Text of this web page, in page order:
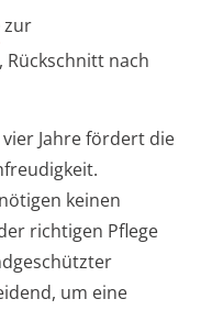
zur
nach
Jahre fördert die
keinen
richtigen Pflege
um eine